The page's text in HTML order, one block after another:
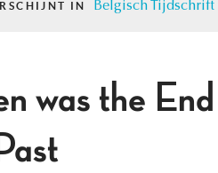
IN Belgisch Tijdschrift
was the